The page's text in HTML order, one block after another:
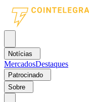
Notícias
MercadosDestaques
Patrocinado
Sobre